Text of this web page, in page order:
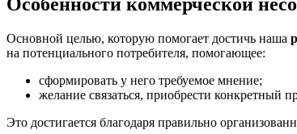
Основной целью, которую помогает достичь наша
на потенциального потребителя, помогающее:
сформировать у него требуемое мнение;
желание связаться, приобрести конкретный
Это достигается благодаря правильно